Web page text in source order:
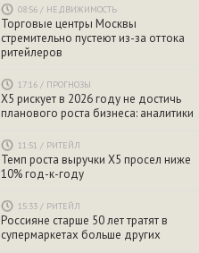
08:56 / НЕДВИЖИМОСТЬ
Торговые центры Москвы
стремительно пустеют из-за оттока
ритейлеров
17:16 / ПРОГНОЗЫ
X5 рискует в 2026 году не достичь
планового роста бизнеса: аналитики
11:51 / РИТЕЙЛ
Темп роста выручки X5 просел ниже
10% год-к-году
15:33 / РИТЕЙЛ
Россияне старше 50 лет тратят в
супермаркетах больше других